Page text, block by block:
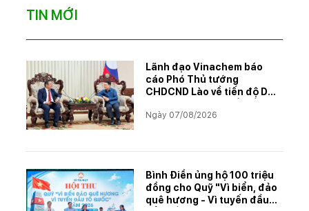
TIN MỚI
Lãnh đạo Vinachem báo
cáo Phó Thủ tướng
CHDCND Lào về tiến độ Dự
muối mỏ Kali
Ngày 07/08/2026
Bình Điền ủng hộ 100 triệu
đồng cho Quỹ "Vì biển, đảo
quê hương - Vì tuyến đầu